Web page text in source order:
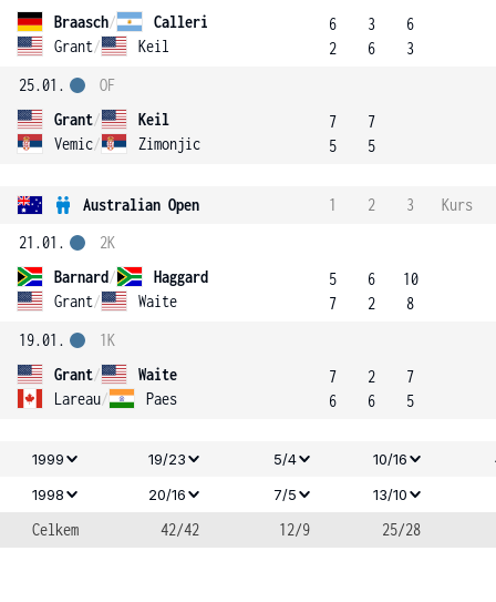
Braasch/
Calleri
Grant/ Keil
6
2
3
6
6
3
25.01.
Grant/
Keil
Vemic/ Zimonjic
OF
7
5
7
5
Australian Open 1 2 3
Kurs
21.01.
Barnard/
Haggard
Grant/ Waite
2K
5
7
6
2
10
8
19.01.
Grant/
Waite
Lareau/ Paes
1K
7
6
2
6
7
5
1999 19/23 5/4 10/16
1998
20/16 7/5 13/10
Celkem 42/42 12/9 25/28